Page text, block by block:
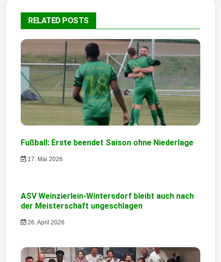
a
g
s
n
a
v
i
g
a
i
o
RELATED POSTS
Fußball: Erste beendet Saison ohne Niederlage
17. Mai 2026
ASV Weinzierlein-Wintersdorf bleibt auch nach
der Meisterschaft ungeschlagen
26. April 2026